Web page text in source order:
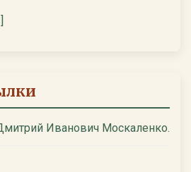
Иванович Москаленко.